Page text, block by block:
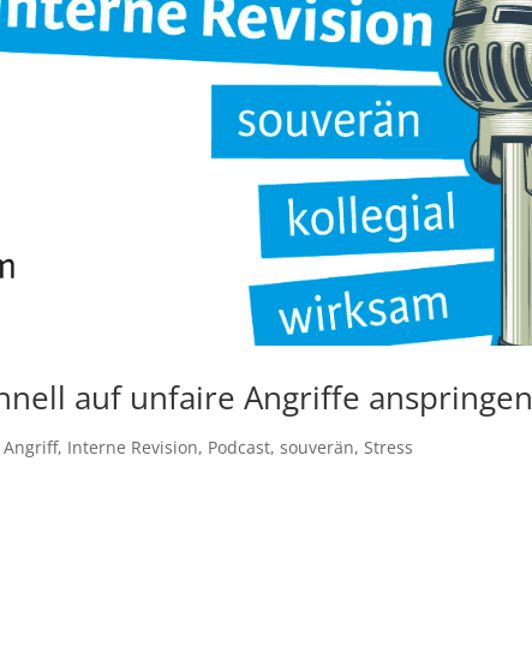
auf unfaire Angriffe anspringen
Angriff, Interne Revision, Podcast,souverän,Stress